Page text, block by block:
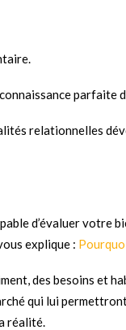
parfaite
relationnelles
d’évaluer votre
explique :
des besoins et
qui lui
réalité.